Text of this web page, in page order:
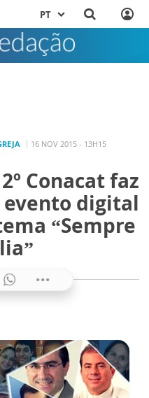
PT
16 NOV 2015 - 13H15
Conacat faz
evento digital
“Sempre